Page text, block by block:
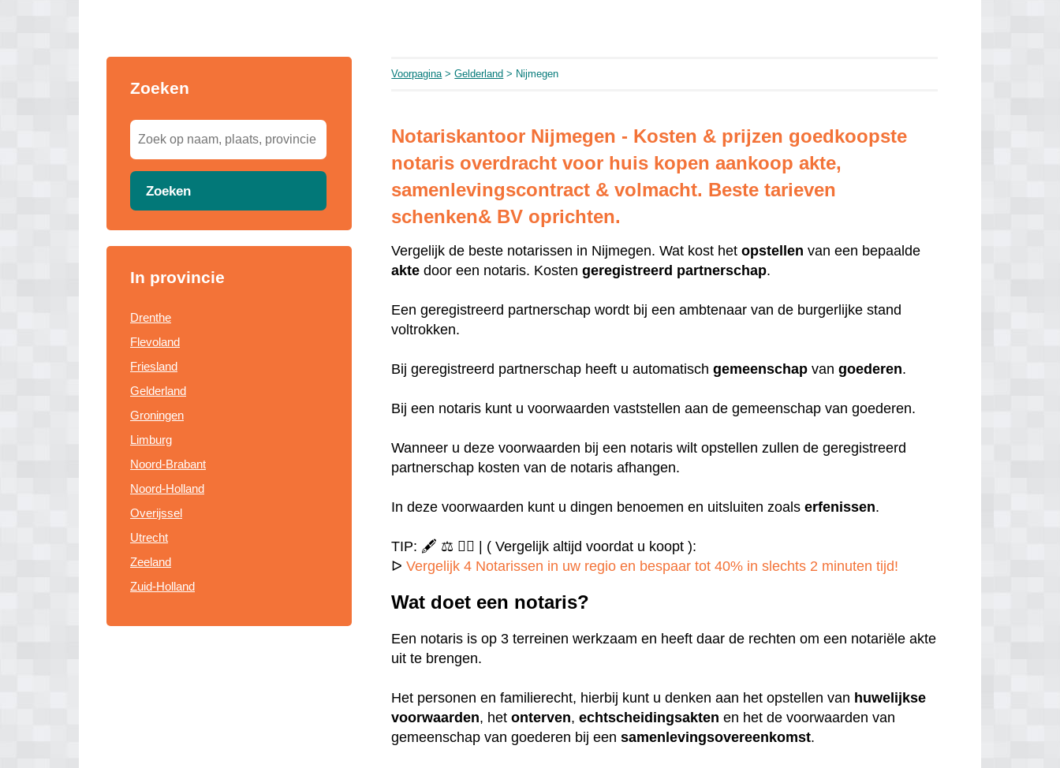
Zoeken
Zoeken
In provincie
Drenthe
Flevoland
Friesland
Gelderland
Groningen
Limburg
Noord-Brabant
Noord-Holland
Overijssel
Utrecht
Zeeland
Zuid-Holland
Voorpagina>Gelderland > Nijmegen
Notariskantoor Nijmegen - Kosten & prijzen goedkoopste
notaris overdracht voor huis kopen aankoop akte,
samenlevingscontract & volmacht. Beste tarieven
schenken& BV oprichten.
Vergelijk de beste notarissen in Nijmegen. Wat kost hetopstellen van een bepaalde
akte door een notaris. Kostengeregistreerd partnerschap.
Een geregistreerd partnerschap wordt bij een ambtenaar van de burgerlijke stand
voltrokken.
Bij geregistreerd partnerschap heeft u automatischgemeenschap vangoederen.
Bij een notaris kunt u voorwaarden vaststellen aan de gemeenschap van goederen.
Wanneer u deze voorwaarden bij een notaris wilt opstellen zullen de geregistreerd
partnerschap kosten van de notaris afhangen.
In deze voorwaarden kunt u dingen benoemen en uitsluiten zoalserfenissen.
TIP: 🖋️ ⚖️ ✍🏻 | ( Vergelijk altijd voordat u koopt ):
ᐅVergelijk 4 Notarissen in uw regio en bespaar tot 40% in slechts 2 minuten tijd!
Wat doet een notaris?
Een notaris is op 3 terreinen werkzaam en heeft daar de rechten om een notariële akte
uit te brengen.
Het personen en familierecht, hierbij kunt u denken aan het opstellen van huwelijkse
voorwaarden, hetonterven,echtscheidingsakten en het de voorwaarden van
gemeenschap van goederen bij eensamenlevingsovereenkomst.